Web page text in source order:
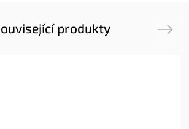
produkty Next